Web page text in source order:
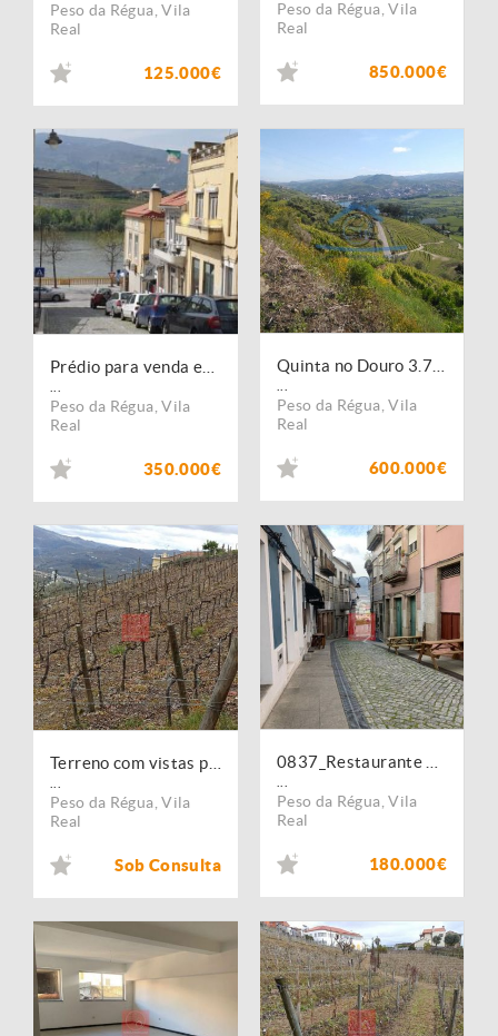
Peso da Régua ,Vila
Real
125.000€
Peso da Régua ,Vila
Real
850.000€
Peso da Régua ,Vila
Real
350.000€
Peso da Régua ,Vila
Real
600.000€
Peso da Régua ,Vila
Real
Sob Consulta
Peso da Régua ,Vila
Real
180.000€